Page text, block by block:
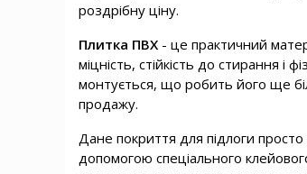
роздрібну ціну.
Плитка ПВХ - це практичний
міцність, стійкість до стирання і
монтується, що робить його ще
продажу.
Дане покриття для підлоги
допомогою спеціального